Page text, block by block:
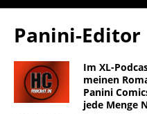
Panini-Editor
Im XL-
meinen
Panini
jede Menge